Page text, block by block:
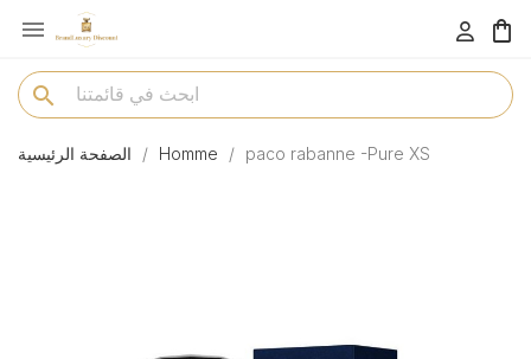
menu 
search
الصفحة الرئيسية Homme paco rabanne -Pure XS